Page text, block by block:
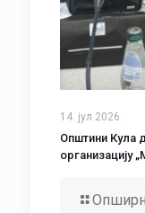
14. јул 2026.
Општини Кула
организацију